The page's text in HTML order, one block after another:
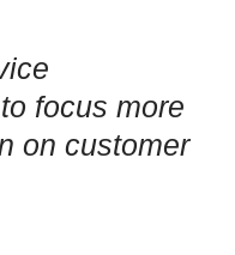
focus more
on customer